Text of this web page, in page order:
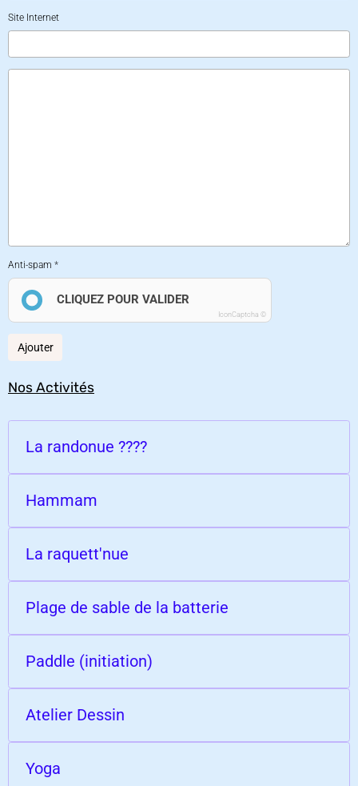
Site Internet
Anti-spam
CLIQUEZ POUR VALIDER
IconCaptcha ©
Ajouter
Nos Activités
La randonue ????
Hammam
La raquett'nue
Plage de sable de la batterie
Paddle (initiation)
Atelier Dessin
Yoga